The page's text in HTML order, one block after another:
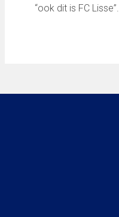
“ook dit is FC Lisse”.